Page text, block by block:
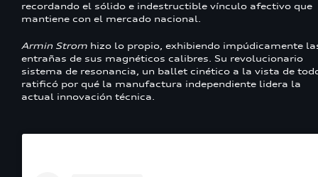
recordando el sólido e indestructible vínculo afectivo que
mantiene con el mercado nacional.
Armin Strom hizo lo propio, exhibiendo impúdicamente
entrañas de sus magnéticos calibres. Su revolucionario
sistema de resonancia, un ballet cinético a la vista de
ratificó por qué la manufactura independiente lidera la
actual innovación técnica.